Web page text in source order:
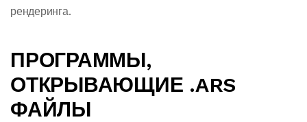
рендеринга.
ПРОГРАММЫ,
ОТКРЫВАЮЩИЕ .ARS
ФАЙЛЫ